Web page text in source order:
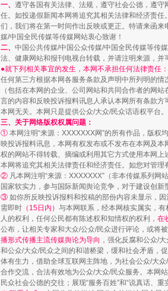
一、 遵守各国有关法律、法规，遵守社会公德，遵
任。如投递假新闻本网将追究其相关法律和经济责
们，我们将在第一时间作出反映或更正。特请来函
媒/中国全民传媒等传媒网站衷心致谢！
二、 中国公共传媒/中国公众传媒/中国全民传媒等传
法、健康网站和报刊电视台转载，并请注明来源，并
●就下列相关事宜的发生，本网不承担任何法律责任
任何第三方根据本网各服务条款及声明中所列明的情
（包括在本网的企业、公司网站和共同合作者的网站
言的内容和反映投诉报料讯息人承认本网所有条款
本网无关。本网只是提供公众/大众/民众话语权平台
三、关于网络版权权属问题：
① 本网注明“来源：XXXXXXX网”的所有作品，版
映投诉报料讯息，本网有权发布或不发布在本网及
权的网站不得转载、摘编或利用其它方式使用本网上
本网将追究其相关法律责任和经济责任。如您对管理
② 凡本网注明“来源：XXXXXXX”（非本传媒系列
国家软实力，参与国际新闻舆论竞争，对于建设创
③ 如你所反映投诉报料和投稿的部份内容未显示，
需即时 （15日内） 与本网联系，经本网核实属实，
人的权利，任何公民都有陈述权和知情权的权利， 在
公布，让相关专家和大众/公众/民众进行评论，或将
播形式传播主流传媒舆论为导向 ，强化反腐和公众/
和公众/大众/民众之间的和谐桥梁，缓和社会矛盾，
体有生力，借助全球互联网主阵地，为社会公众/大
合作交流，合法有效地为公众/大众/民众服务。本网
民众社会公德的交往；展现“服务百姓”和“说真话、重